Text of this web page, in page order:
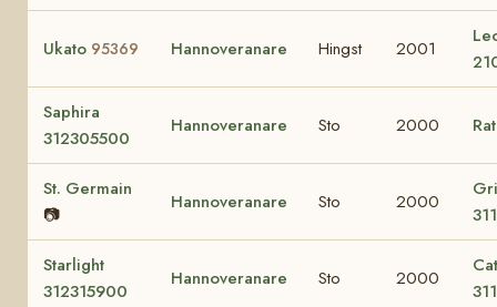
Ukato 95369 Hannoveranare Hingst 2001
Saphira
312305500
Hannoveranare Sto 2000
St. Germain
📷
Hannoveranare Sto 2000
Starlight
312315900
Hannoveranare Sto 2000